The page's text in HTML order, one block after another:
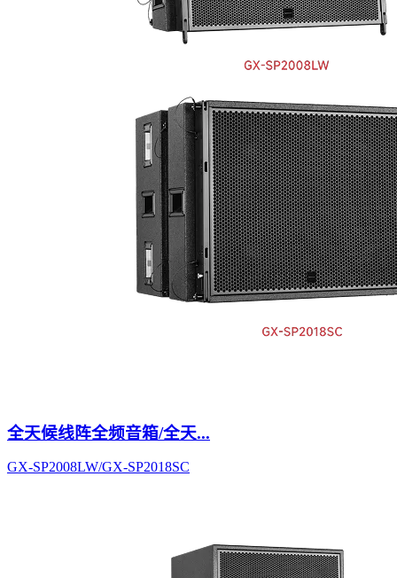
全天候线阵全频音箱/全天...
GX-SP2008LW/GX-SP2018SC